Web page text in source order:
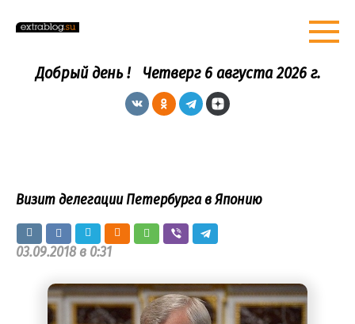
Добрый день ! Четверг 6 августа 2026 г.
Визит делегации Петербурга в Японию
03.09.2018 в 0:31